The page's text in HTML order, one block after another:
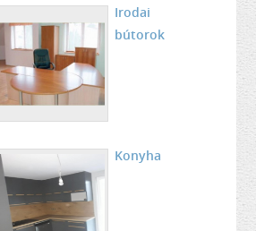
Irodai
bútorok
Konyha